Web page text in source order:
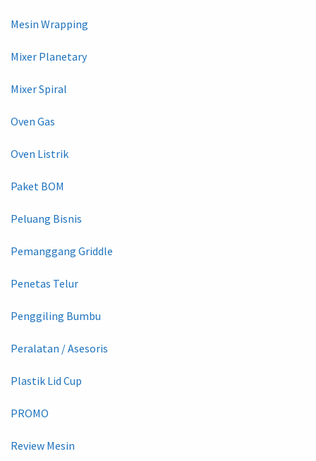
Mesin Wrapping
Mixer Planetary
Mixer Spiral
Oven Gas
Oven Listrik
Paket BOM
Peluang Bisnis
Pemanggang Griddle
Penetas Telur
Penggiling Bumbu
Peralatan / Asesoris
Plastik Lid Cup
PROMO
Review Mesin